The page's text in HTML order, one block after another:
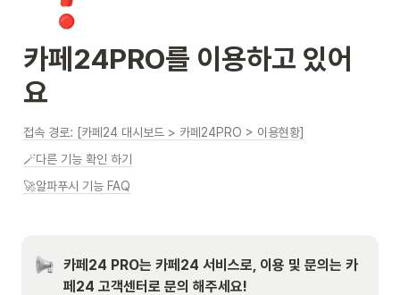
카페24PRO를 이용하고 있어
요
접속 경로: [카페24 대시보드 > 카페24PRO > 이용현황]
🪄다른 기능 확인 하기
🚀알파푸시 기능 FAQ
카페24 PRO는 카페24 서비스로, 이용 및 문의는 카
페24 고객센터로 문의 해주세요!